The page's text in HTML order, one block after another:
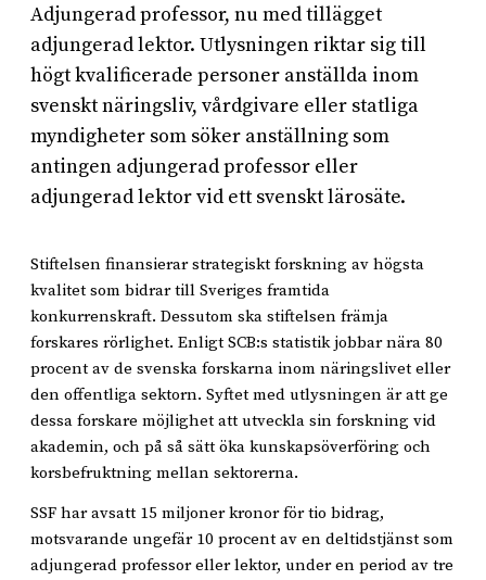
Adjungerad professor, nu med tillägget
adjungerad lektor. Utlysningen riktar sig till
högt kvalificerade personer anställda inom
svenskt näringsliv, vårdgivare eller statliga
myndigheter som söker anställning som
antingen adjungerad professor eller
adjungerad lektor vid ett svenskt lärosäte.
Stiftelsen finansierar strategiskt forskning av högsta
kvalitet som bidrar till Sveriges framtida
konkurrenskraft. Dessutom ska stiftelsen främja
forskares rörlighet. Enligt SCB:s statistik jobbar nära 80
procent av de svenska forskarna inom näringslivet eller
den offentliga sektorn. Syftet med utlysningen är att ge
dessa forskare möjlighet att utveckla sin forskning vid
akademin, och på så sätt öka kunskapsöverföring och
korsbefruktning mellan sektorerna.
SSF har avsatt 15 miljoner kronor för tio bidrag,
motsvarande ungefär 10 procent av en deltidstjänst som
adjungerad professor eller lektor, under en period av tre